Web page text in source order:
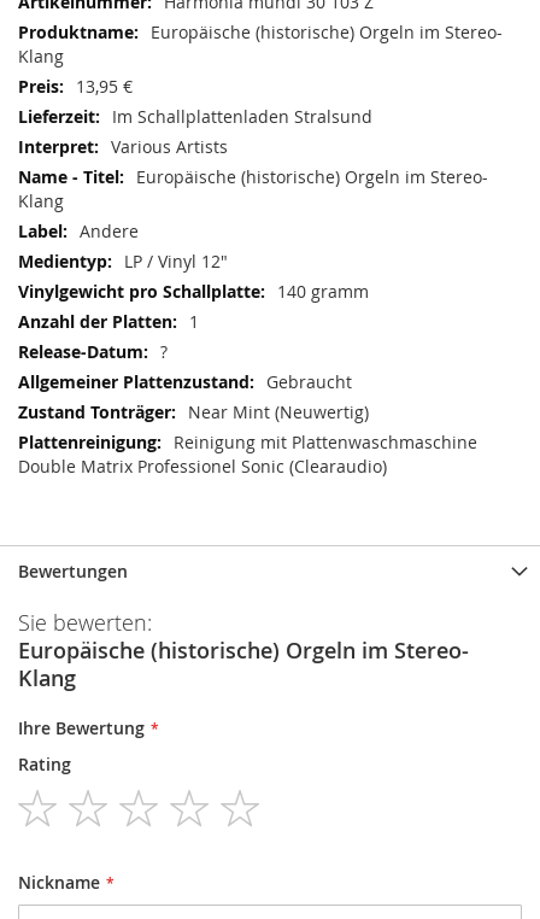
Informationen
Europäische (historische) Orgeln im Stereo-
Klang
13,95 €
Im Schallplattenladen Stralsund
Various Artists
Europäische (historische) Orgeln im Stereo-
Klang
Andere
LP / Vinyl 12"
140 gramm
1
?
Gebraucht
Near Mint (Neuwertig)
Reinigung mit Plattenwaschmaschine
Double Matrix Professionel Sonic (Clearaudio)
Bewertungen
Sie bewerten:
Europäische (historische) Orgeln im Stereo-
Klang
Ihre Bewertung
Rating
1
star
2
stars
3
stars
4
stars
Nickname